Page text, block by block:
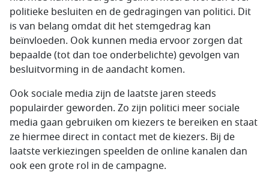
politieke besluiten en de gedragingen van politici. Dit
is van belang omdat dit het stemgedrag kan
beïnvloeden. Ook kunnen media ervoor zorgen dat
bepaalde (tot dan toe onderbelichte) gevolgen van
besluitvorming in de aandacht komen.
Ook sociale media zijn de laatste jaren steeds
populairder geworden. Zo zijn politici meer sociale
media gaan gebruiken om kiezers te bereiken en staat
ze hiermee direct in contact met de kiezers. Bij de
laatste verkiezingen speelden de online kanalen dan
ook een grote rol in de campagne.